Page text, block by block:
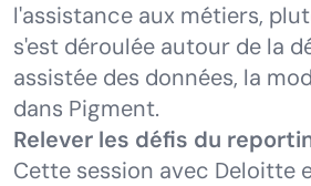
l'assistance aux métiers,
s'est déroulée autour de la
assistée des données, la
dans Pigment.
Relever les défis du
Cette session avec Deloitte